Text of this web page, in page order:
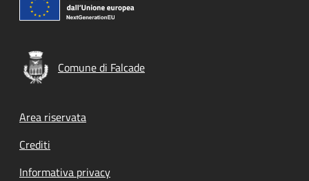
Comune di Falcade
Footer menu
Area riservata
Crediti
Informativa privacy